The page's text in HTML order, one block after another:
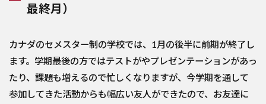
最終月）
カナダのセメスター制の学校では、1月の後半に前期が終了し
ます。学期最後の方ではテストがやプレゼンテーションがあっ
たり、課題も増えるので忙しくなりますが、今学期を通して
参加してきた活動からも幅広い友人ができたので、お友達に